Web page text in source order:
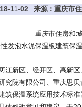
11-02 来源：重庆市
重庆市住房和
发泡水泥保温板建筑保
江新区、经开区、高新
院有限公司、重庆思贝
筑保温系统应用技术标